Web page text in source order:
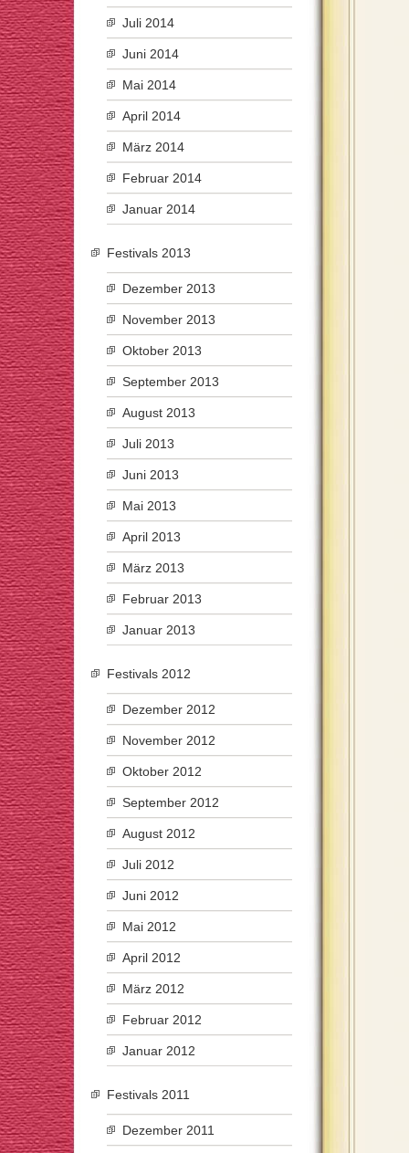
Juli 2014
Juni 2014
Mai 2014
April 2014
März 2014
Februar 2014
Januar 2014
Festivals 2013
Dezember 2013
November 2013
Oktober 2013
September 2013
August 2013
Juli 2013
Juni 2013
Mai 2013
April 2013
März 2013
Februar 2013
Januar 2013
Festivals 2012
Dezember 2012
November 2012
Oktober 2012
September 2012
August 2012
Juli 2012
Juni 2012
Mai 2012
April 2012
März 2012
Februar 2012
Januar 2012
Festivals 2011
Dezember 2011